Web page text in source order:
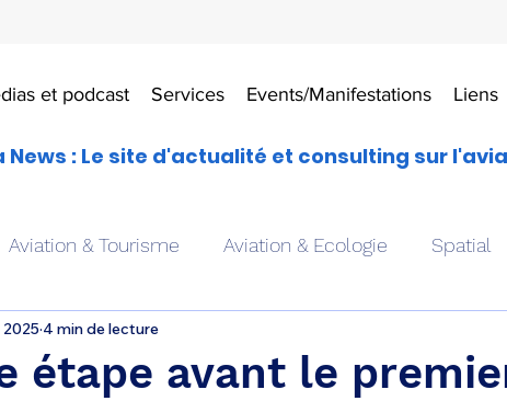
et podcast Services Events/Manifestations Liens
News : Le site d'actualité et consulting sur
Aviation & Tourisme Aviation & Ecologie Spatial
Drones aériens
étape avant le
2025 4 min de lecture